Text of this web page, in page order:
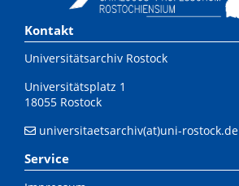
Kontakt
Universitätsarchiv Rostock
Universitätsplatz 1
18055 Rostock
universitaetsarchiv(at)uni-rostock.de
Service